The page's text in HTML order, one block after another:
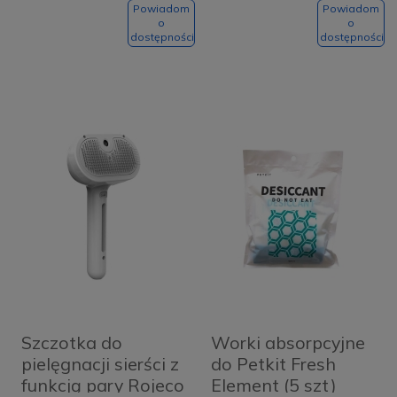
Powiadom
o
dostępności
Powiadom
o
dostępności
Szczotka do
pielęgnacji sierści z
funkcją pary Rojeco
Worki absorpcyjne
do Petkit Fresh
Element (5 szt)